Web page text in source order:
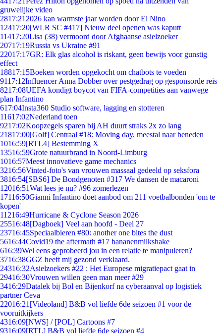
gruwelijke video
2817:21 2026 kan warmste jaar worden door El Nino
12417:20[WLR SC #417] Nieuw deel openen was kaputt
11417:20Lisa (38) vermoord door Afghaanse asielzoeker
20717:19Russia vs Ukraine #91
22017:17GR: Elk glas alcohol is riskant, geen bewijs voor gunstig
effect
18817:15Boeken worden opgekocht om chatbots te voeden
9117:12Influencer Anna Dobber over pestgedrag op gesponsorde reis
8217:08UEFA kondigt boycot van FIFA-competities aan vanwege
plan Infantino
617:04Insta360 Studio software, lagging en stotteren
11617:02Nederland toen
9217:02Koopzegels sparen bij AH duurt straks 2x zo lang
21817:00[Golf] Centraal #18: Moving day, meestal naar beneden
1016:59[RTL4] Bestemming X
13516:59Grote natuurbrand in Noord-Limburg
1016:57Meest innovatieve game mechanics
3216:56Vinted-foto's van vrouwen massaal gedeeld op seksfora
3816:54[SBS6] De Bondgenoten #317 We dansen de macaroni
12016:51Wat lees je nu? #96 zomerlezen
17116:50Gianni Infantino doet aanbod om 211 voetbalbonden 'om te
kopen'
11216:49Hurricane & Cyclone Season 2026
25516:48[Dagboek] Veel aan hoofd - Deel 27
23716:45Speciaalbieren #80: another one bites the dust
5616:44Covid19 the aftermath #17 bananenmilkshake
616:39Wel eens geprobeerd jou in een relatie te manipuleren?
3716:38GGZ heeft mij gezond verklaard.
24316:32Asielzoekers #22 : Het Europese migratiepact gaat in
29416:30Vrouwen willen geen man meer #29
3416:29Datalek bij Bol en Bijenkorf na cyberaanval op logistiek
partner Ceva
22016:21 [Videoland] B&B vol liefde 6de seizoen #1 voor de
vooruitkijkers
4316:09[NWS] / [POL] Cartoons #7
9316:09[RTL] B&B vol liefde 6de seizoen #4